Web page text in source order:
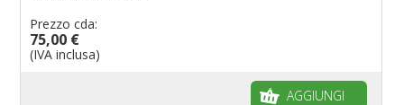
Prezzo cda:
75,00 €
(IVA inclusa)
AGGIUNGI